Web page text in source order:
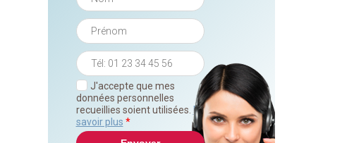
J'accepte que mes
données personnelles
recueillies soient utilisées. En
savoir plus *